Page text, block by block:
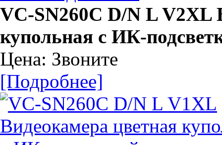
VC-SN260C D/N L V2XL
купольная с ИК-
Цена: Звоните
[Подробнее]